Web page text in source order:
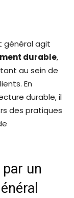
général agit
durable,
au sein de
En
durable, il
des pratiques
un